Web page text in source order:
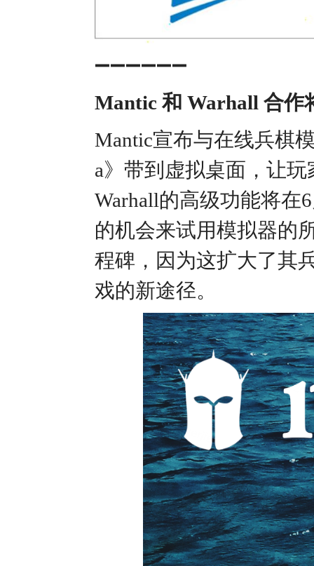
➖➖➖➖➖➖
Mantic 和 Warhall 合作
Mantic宣布与在线兵棋
a》带到虚拟桌面，让
Warhall的高级功能将在
的机会来试用模拟器的
程碑，因为这扩大了其
戏的新途径。